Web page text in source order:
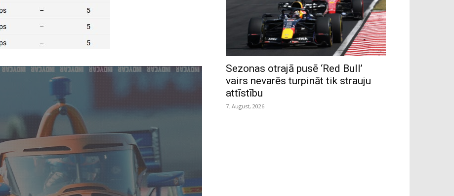
Sezonas otrajā pusē ‘Red Bull’
vairs nevarēs turpināt tik strauju
attīstību
7. August, 2026